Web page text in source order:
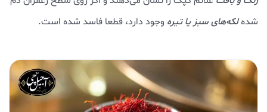
شدهلکه‌های سبز یا تیره وجود دارد، قطعا فاسد شده است.